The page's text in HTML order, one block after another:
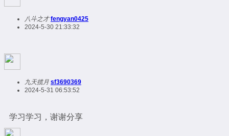
八斗之才 fengyan0425
2024-5-30 21:33:32
九天揽月 sf3690369
2024-5-31 06:53:52
学习学习，谢谢分享